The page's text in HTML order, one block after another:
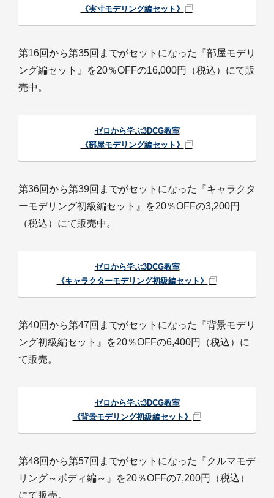
《実寸モデリング編セット》
第16回から第35回までがセットになった『部屋モデリ
ング編セット』を20％OFFの16,000円（税込）にて販
売中。
ゼロから学ぶ3DCG教室
《部屋モデリング編セット》
第36回から第39回までがセットになった『キャラクタ
ーモデリング初級編セット』を20％OFFの3,200円
（税込）にて販売中。
ゼロから学ぶ3DCG教室
《キャラクターモデリング初級編セット》
第40回から第47回までがセットになった『背景モデリ
ング初級編セット』を20％OFFの6,400円（税込）に
て販売。
ゼロから学ぶ3DCG教室
《背景モデリング初級編セット》
第48回から第57回までがセットになった『クルマモデ
リング～ボディ編～』を20％OFFの7,200円（税込）
にて販売。